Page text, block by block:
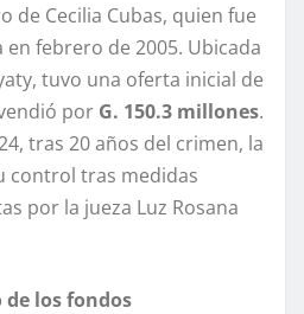
de Cecilia Cubas, quien fue
febrero de 2005. Ubicada
tuvo una oferta inicial de
por G. 150.3 millones.
tras 20 años del crimen, la
control tras medidas
por la jueza Luz Rosana
los fondos